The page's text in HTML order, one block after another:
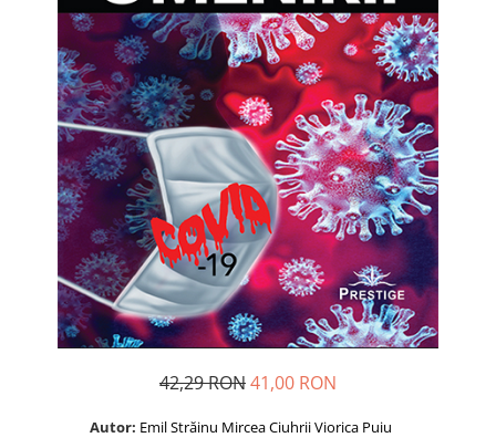
Astrologie
Știință
Seria Montauk
Mistere
Seria Chico Xavier
Seria Helena Blavatsky
Oracole
Sănătate
Umor
Ficțiune
42,29 RON41,00 RON
Autor: Emil Străinu Mircea CiuhriiViorica Puiu